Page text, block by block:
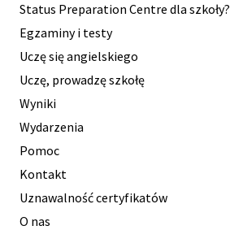
Status Preparation Centre dla szkoły?
Egzaminy i testy
Uczę się angielskiego
Uczę, prowadzę szkołę
Wyniki
Wydarzenia
Pomoc
Kontakt
Uznawalność certyfikatów
O nas